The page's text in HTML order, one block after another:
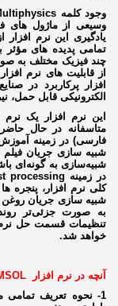
وجود کلمه
وسیعی از ماژول های
یادگیری این نرم
تمامی پدیده های
چند فیزیک مختلف به
از قابلیت های نرم
افزار پرکاربرد در
الکترونیکی قابل
این نرم افزار یک
متاسفانه در حال
فارسی) در زمینه
شبیه سازی جریان
شبیه‌سازی به گونه‌­ای
در زمینه processing
کلی نرم افزار، پنجره
شبیه ­سازی جریان روغن
به صورت جزئی‌­تر
تنظیمات قسمت حل نرم
خواهد شد.
آنچه در نرم افزار COMSOL خواهید آموخت:
1- نحوه تعریف تمامی